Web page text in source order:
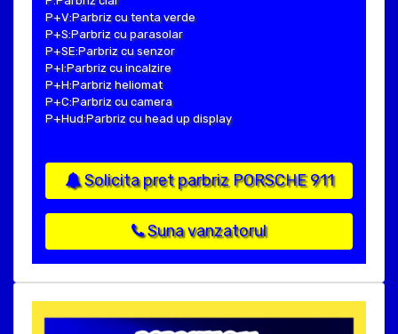
P+V:Parbriz cu tenta verde
P+S:Parbriz cu parasolar
P+SE:Parbriz cu senzor
P+I:Parbriz cu incalzire
P+H:Parbriz heliomat
P+C:Parbriz cu camera
P+Hud:Parbriz cu head up display
Solicita pret parbriz PORSCHE 911
Suna vanzatorul